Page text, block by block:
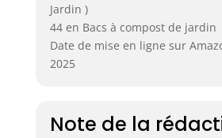
Jardin )
44 en Bacs à compost de jardin
Date de mise en ligne sur
2025
Note de la